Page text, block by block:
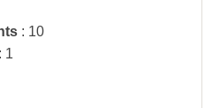
: 10
: 1